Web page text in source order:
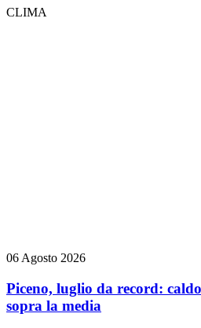
CLIMA
06 Agosto 2026
Piceno, luglio da record:
sopra la media